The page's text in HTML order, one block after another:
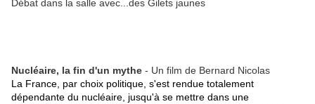
Débat dans la salle avec...des Gilets jaunes
Nucléaire, la fin d'un mythe - Un film de Bernard Nicolas
La France, par choix politique, s'est rendue totalement
dépendante du nucléaire, jusqu'à se mettre dans une